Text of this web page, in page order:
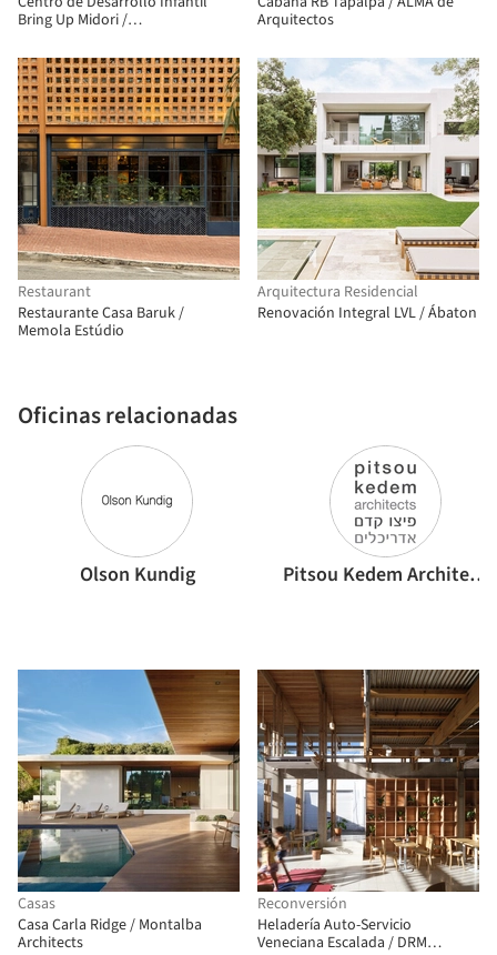
Bring Up Midori /
Arquitectos
Restaurant
Restaurante Casa Baruk /
Memola Estúdio
Oficinas relacionadas
Olson Kundig Pitsou Kedem Architects
Arquitectura Residencial
Renovación Integral LVL / Ábaton
Casas
Casa Carla Ridge / Montalba
Architects
Reconversión
Heladería Auto-Servicio
Veneciana Escalada / DRM